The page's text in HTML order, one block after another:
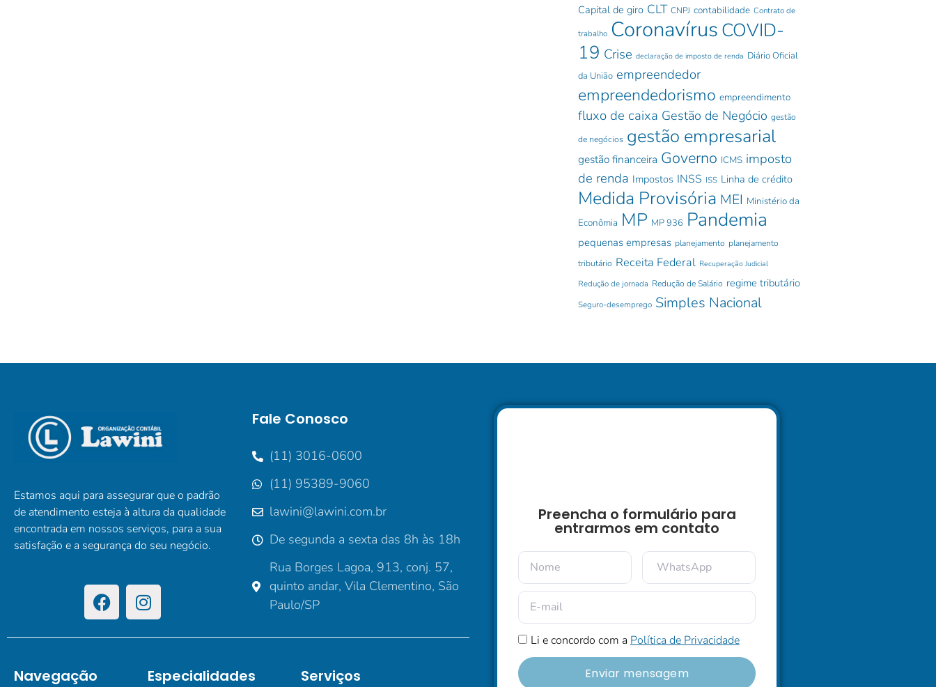
Capital de giro CLT CNPJ contabilidade Contrato de
trabalho Coronavírus COVID-
19 Crise declaração de imposto de renda Diário Oficial
da União empreendedor
empreendedorismo empreendimento
fluxo de caixa Gestão de Negócio gestão
de negócios gestão empresarial
gestão financeira Governo ICMS imposto
de renda Impostos INSS ISS Linha de crédito
Medida Provisória MEI Ministério da
Econômia MP MP 936 Pandemia
pequenas empresas planejamento planejamento
tributário Receita Federal Recuperação Judicial
Redução de jornada Redução de Salário regime tributário
Seguro-desemprego Simples Nacional
Estamos aqui para assegurar que o padrão
de atendimento esteja à altura da qualidade
encontrada em nossos serviços, para a sua
satisfação e a segurança do seu negócio.
Fale Conosco
(11) 3016-0600
(11) 95389-9060
lawini@lawini.com.br
De segunda a sexta das 8h às 18h
Rua Borges Lagoa, 913, conj. 57,
quinto andar, Vila Clementino, São
Paulo/SP
Navegação Especialidades Serviços
Preencha o formulário para
entrarmos em contato
Li e concordo com a Política de Privacidade
Enviar mensagem